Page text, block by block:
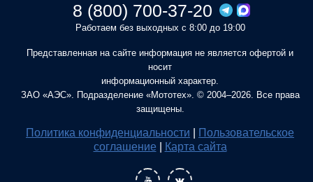
8 (800) 700-37-20
Работаем без выходных с 8:00 до 19:00
Представленная на сайте информация не является офертой и
носит
информационный характер.
ЗАО «АЭС». Подразделение «Мототех». © 2004–2026. Все права
защищены.
Политика конфиденциальности
Пользовательское
соглашение
Карта сайта